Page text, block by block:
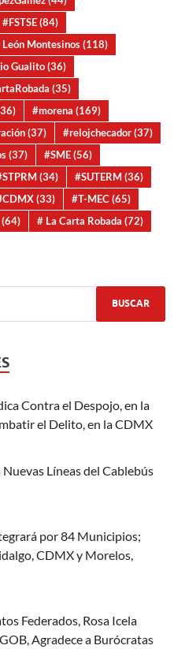
#FSTSE(84)
León Montesinos(118)
Gualito(36)
(35)
#morena (169)
(37) #relojchecador(37)
(37) #SME(56)
(34) #SUTERM(36)
(33) #T-MEC(65)
(64) # La Carta Robada (72)
Contra el Despojo, en la
el Delito, en la CDMX
Líneas del Cablebús
por 84 Municipios;
CDMX y Morelos,
Federados, Rosa Icela
Agradece a Burócratas